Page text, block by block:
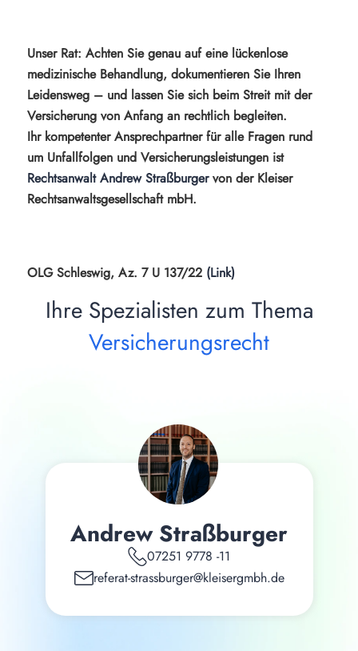
Unser Rat: Achten Sie genau auf eine lückenlose
medizinische Behandlung, dokumentieren Sie Ihren
Leidensweg – und lassen Sie sich beim Streit mit der
Versicherung von Anfang an rechtlich begleiten.
Ihr kompetenter Ansprechpartner für alle Fragen rund
um Unfallfolgen und Versicherungsleistungen ist
Rechtsanwalt Andrew Straßburgervon der Kleiser
Rechtsanwaltsgesellschaft mbH.
OLG Schleswig, Az. 7 U 137/22 (Link)
Ihre Spezialisten zum Thema
Versicherungsrecht
Andrew Straßburger
07251 9778 -11
referat-strassburger@kleisergmbh.de